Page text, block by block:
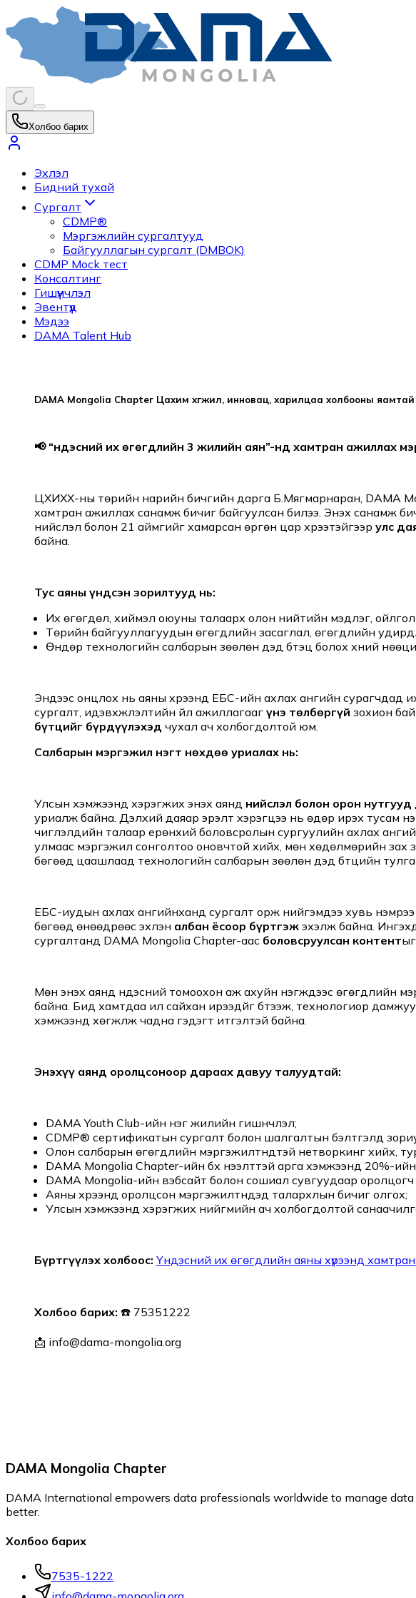
Холбоо барих
Эхлэл
Бидний тухай
Сургалт
CDMP®
Мэргэжлийн сургалтууд
Байгууллагын сургалт (DMBOK)
CDMP Mock тест
Консалтинг
Гишүүнчлэл
Эвентүүд
Мэдээ
DAMA Talent Hub
DAMA Mongolia Chapter Цахим хөгжил, инновац, харилцаа холбооны
📢 “Үндэсний их өгөгдлийн 3 жилийн аян”-нд хамтран ажиллах
ЦХИХХ-ны төрийн нарийн бичгийн дарга Б.Мягмарнаран, DAMA
хамтран ажиллах санамж бичиг байгуулсан билээ. Энэхүү санамж
нийслэл болон 21 аймгийг хамарсан өргөн цар хүрээтэйгээр улс
байна.
Тус аяны үндсэн зорилтууд нь:
Их өгөгдөл, хиймэл оюуны талаарх олон нийтийн мэдлэг,
Төрийн байгууллагуудын өгөгдлийн засаглал, өгөгдлийн
Өндөр технологийн салбарын зөөлөн дэд бүтэц болох хүний
Эндээс онцлох нь аяны хүрээнд ЕБС-ийн ахлах ангийн сурагчдад
сургалт, идэвхжүүлэлтийн үйл ажиллагааг үнэ төлбөргүй зохион
бүтцийг бүрдүүлэхэд чухал ач холбогдолтой юм.
Салбарын мэргэжил нэгт нөхдөө уриалах нь:
Улсын хэмжээнд хэрэгжих энэхүү аянд нийслэл болон орон нутгууд
уриалж байна. Дэлхий даяар эрэлт хэрэгцээ нь өдөр ирэх тусам
чиглэлүүдийн талаар ерөнхий боловсролын сургуулийн ахлах
улмаас мэргэжил сонголтоо оновчтой хийх, мөн хөдөлмөрийн зах
бөгөөд цаашлаад технологийн салбарын зөөлөн дэд бүтцийн
ЕБС-иудын ахлах ангийнханд сургалт орж нийгэмдээ хувь нэмрээ
бөгөөд өнөөдрөөс эхлэн албан ёсоор бүртгэж эхэлж байна.
сургалтанд DAMA Mongolia Chapter-аас боловсруулсан контент
Мөн энэхүү аянд үндэсний томоохон аж ахуйн нэгжүүдээс өгөгдлийн
байна. Бид хамтдаа илүү сайхан ирээдүйг бүтээж, технологиор
хэмжээнд хөгжүүлж чадна гэдэгт итгэлтэй байна.
Энэхүү аянд оролцсоноор дараах давуу талуудтай:
DAMA Youth Club-ийн нэг жилийн гишүүнчлэл;
CDMP® сертификатын сургалт болон шалгалтын бэлтгэлд
Олон салбарын өгөгдлийн мэргэжилтнүүдтэй нетворкинг хийх,
DAMA Mongolia Chapter-ийн бүх нээлттэй арга хэмжээнд 20%-
DAMA Mongolia-ийн вэбсайт болон сошиал сувгуудаар оролцогч
Аяны хүрээнд оролцсон мэргэжилтнүүдэд талархлын бичиг олгох;
Улсын хэмжээнд хэрэгжих нийгмийн ач холбогдолтой
Бүртгүүлэх холбоос: Үндэсний их өгөгдлийн аяны хүрээнд
Холбоо барих: ☎️ 75351222
📩 info@dama-mongolia.org
DAMA Mongolia Chapter
DAMA International empowers data professionals worldwide to manage
better.
Холбоо барих
7535-1222